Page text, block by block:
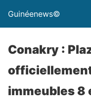
Guinéenews©
Conakry :
immeubles 8